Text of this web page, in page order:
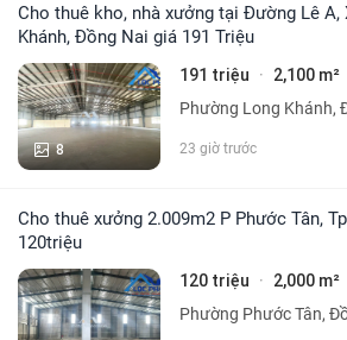
Cho thuê kho, nhà xưởng tại Đường Lê A, Xã Suối Tre, Tp Long
Khánh, Đồng Nai giá 191 Triệu
8
191 triệu · 2,100 m²
Phường Long Khánh,
23 giờ trước
Cho thuê xưởng 2.009m2 P Phước Tân, Tp Biên Hoà, ĐN giá
120triệu
120 triệu · 2,000 m²
Phường Phước Tân,